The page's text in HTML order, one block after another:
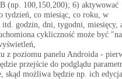
(np. 100,150,200); 6) aktywować
tydzień, co miesiąc, co roku, w
godzin, dni, tygodni, miesięcy,
cykliczność może być "na
z poziomu panelu Androida -
przejście do podglądu
skąd możliwa będzie np. ich